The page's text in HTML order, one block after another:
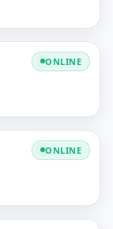
ONLINE
ONLINE